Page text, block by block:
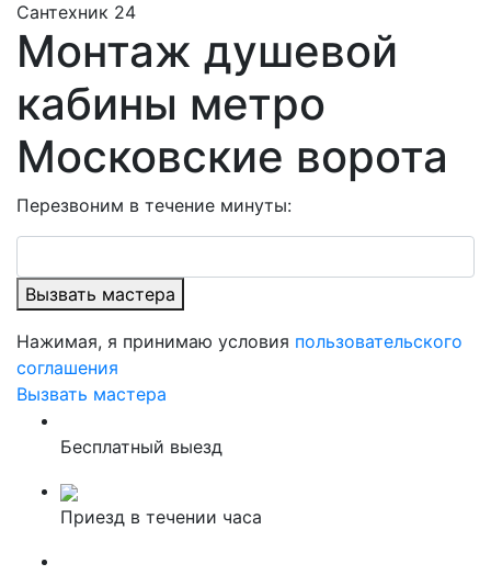
Сантехник 24
Монтаж душевой
кабины метро
Московские ворота
Перезвоним в течение минуты:
Вызвать мастера
Нажимая, я принимаю условия пользовательского
соглашения
Вызвать мастера
Бесплатный выезд
Приезд в течении часа